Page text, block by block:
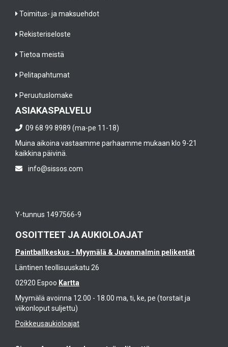
Toimitus- ja maksuehdot
Rekisteriseloste
Tietoa meistä
Pelitapahtumat
Peruutuslomake
ASIAKASPALVELU
09 68 99 8989 (ma-pe 11-18)
Muina aikoina vastaamme parhaamme mukaan klo 9-21
kaikkina päivinä.
info@sissos.com
Y-tunnus 1497566-9
OSOITTEET JA AUKIOLOAJAT
Paintballkeskus - Myymälä & Juvanmalmin pelikentät
Läntinen teollisuuskatu 26
02920 Espoo Kartta
Myymälä avoinna 12.00 - 18.00 ma, ti, ke, pe (torstait ja
viikonloput suljettu)
Poikkeusaukioloajat